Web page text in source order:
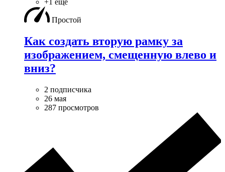
+1 ещё
Простой
Как создать вторую рамку за
изображением, смещенную влево и
вниз?
2 подписчика
26 мая
287 просмотров